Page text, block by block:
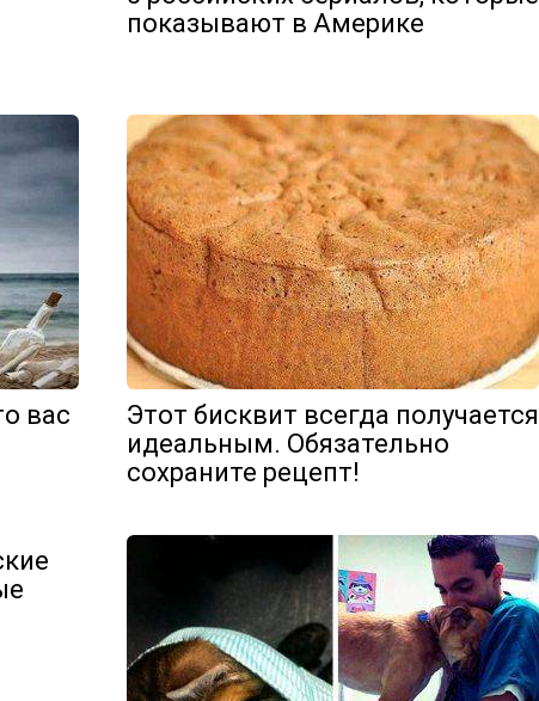
показывают в Америке
вас
Этот бисквит всегда получается
идеальным. Обязательно
сохраните рецепт!